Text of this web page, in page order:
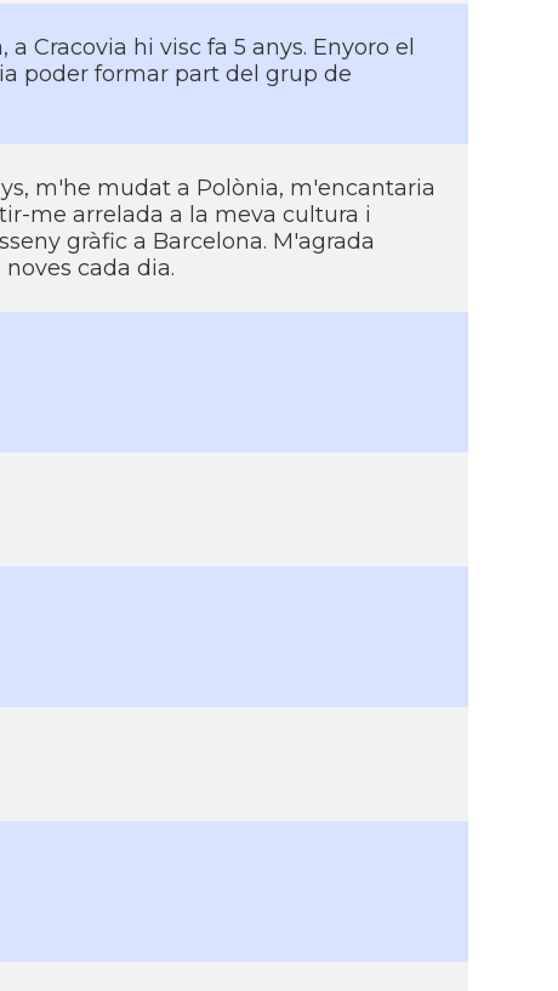
Cracovia hi visc fa 5 anys. Enyoro el
poder formar part del grup de
m'he mudat a Polònia, m'encantaria
me arrelada a la meva cultura i
gràfic a Barcelona. M'agrada
cada dia.